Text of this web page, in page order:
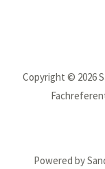
Copyright © 2026
Powered by